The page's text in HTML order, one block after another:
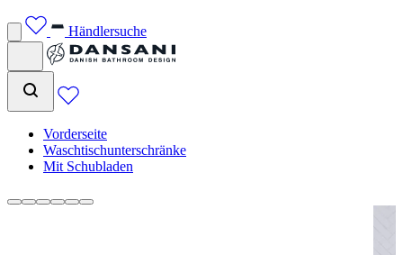
Händlersuche
Vorderseite
Waschtischunterschränke
Mit Schubladen